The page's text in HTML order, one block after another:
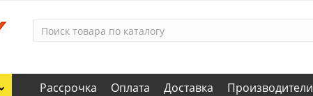
Рассрочка Оплата Доставка Производители